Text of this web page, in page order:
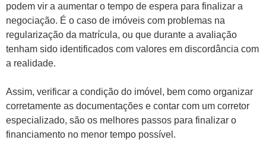
podem vir a aumentar o tempo de espera para finalizar a
negociação. É o caso de imóveis com problemas na
regularização da matrícula, ou que durante a avaliação
tenham sido identificados com valores em discordância com
a realidade.
Assim, verificar a condição do imóvel, bem como organizar
corretamente as documentações e contar com um corretor
especializado, são os melhores passos para finalizar o
financiamento no menor tempo possível.